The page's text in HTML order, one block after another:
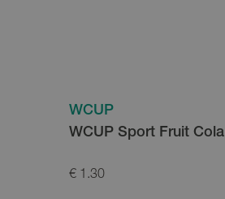
WCUP
WCUP Sport Fruit Cola
€ 1.30